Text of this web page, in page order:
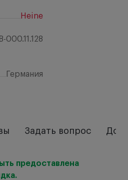
Heine
B-000.11.128
Германия
Задать вопрос
предоставлена